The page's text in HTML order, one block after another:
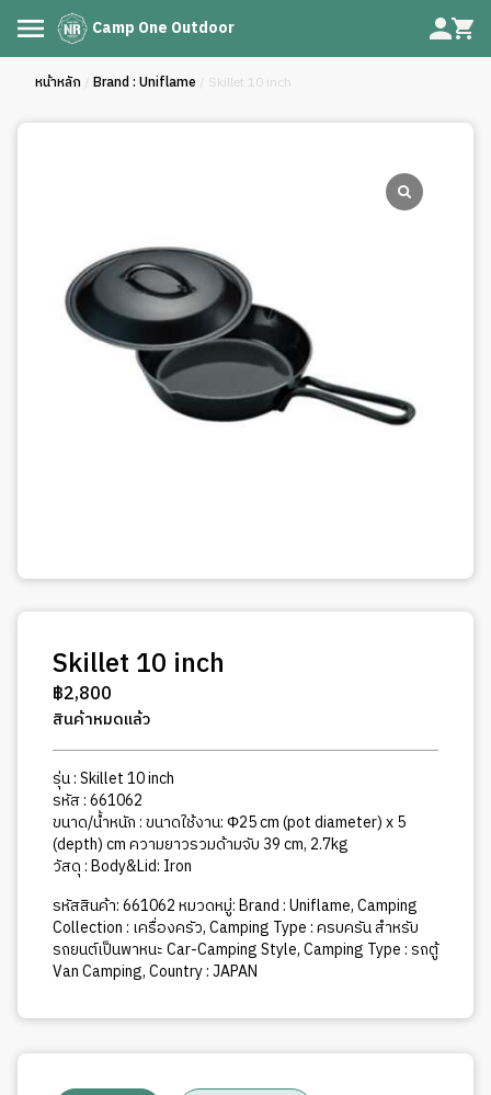
Camp One Outdoor
หน้าหลัก / Brand : Uniflame / Skillet 10 inch
Skillet 10 inch
฿2,800
สินค้าหมดแล้ว
รุ่น : Skillet 10 inch
รหัส : 661062
ขนาด/น้ำหนัก : ขนาดใช้งาน: Φ25 cm (pot diameter) x 5
(depth) cm ความยาวรวมด้ามจับ 39 cm, 2.7kg
วัสดุ : Body&Lid: Iron
รหัสสินค้า:661062หมวดหมู่:Brand : Uniflame,Camping
Collection : เครื่องครัว,Camping Type : ครบครัน สำหรับ
รถยนต์เป็นพาหนะ Car-Camping Style,Camping Type : รถตู้
Van Camping,Country : JAPAN